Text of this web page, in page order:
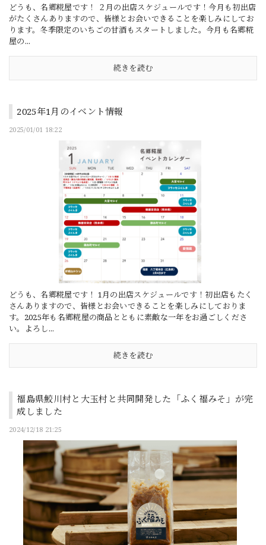
どうも、名郷糀屋です！ ２月の出店スケジュールです！今月も初出店
がたくさんありますので、皆様とお会いできることを楽しみにしてお
ります。冬季限定のいちごの甘酒もスタートしました。今月も名郷糀
屋の...
続きを読む
2025年1月のイベント情報
2025/01/01 18:22
どうも、名郷糀屋です！ 1月の出店スケジュールです！初出店もたく
さんありますので、皆様とお会いできることを楽しみにしておりま
す。2025年も名郷糀屋の商品とともに素敵な一年をお過ごしくださ
い。よろし...
続きを読む
福島県鮫川村と大玉村と共同開発した「ふく福みそ」が完
成しました
2024/12/18 21:25